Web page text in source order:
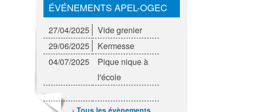
ÉVÉNEMENTS APEL-OGEC
27/04/2025
Vide grenier
29/06/2025
Kermesse
04/07/2025
Pique nique à
l'école
› Tous les évènements